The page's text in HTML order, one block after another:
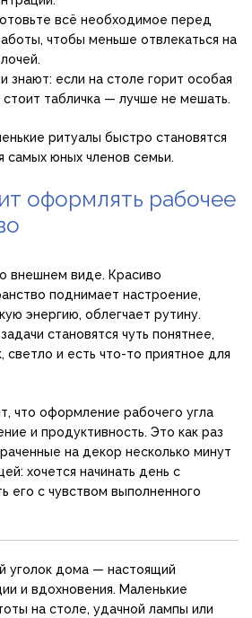
всё необходимое перед
чтобы меньше отвлекаться на
знают: если на столе горит особая
стоит табличка — лучше не мешать.
ритуалы быстро становятся
юных членов семьи.
оформлять рабочее
внешнем виде. Красиво
поднимает настроение,
энергию, облегчает рутину.
становятся чуть понятнее,
светло и есть что-то приятное для
что оформление рабочего угла
и продуктивность. Это как раз
на декор несколько минут
хочется начинать день с
его с чувством выполненного
уголок дома — настоящий
и вдохновения. Маленькие
на столе, удачной лампы или